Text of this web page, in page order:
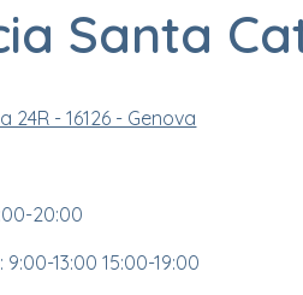
Santa
- 16126 - Genova
20:00
13:00 15:00-19:00